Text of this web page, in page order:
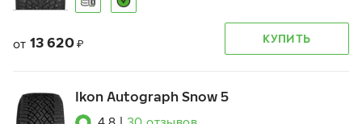
от 13 620 ₽ КУПИТЬ
Ikon Autograph Snow 5